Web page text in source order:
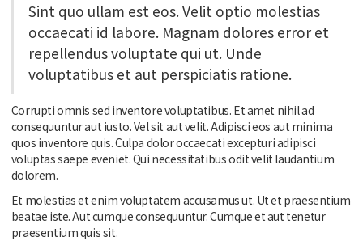
Sint quo ullam est eos. Velit optio molestias
occaecati id labore. Magnam dolores error et
repellendus voluptate qui ut. Unde
voluptatibus et aut perspiciatis ratione.
Corrupti omnis sed inventore voluptatibus. Et amet nihil ad
consequuntur aut iusto. Vel sit aut velit. Adipisci eos aut minima
quos inventore quis. Culpa dolor occaecati excepturi adipisci
voluptas saepe eveniet. Qui necessitatibus odit velit laudantium
dolorem.
Et molestias et enim voluptatem accusamus ut. Ut et praesentium
beatae iste. Aut cumque consequuntur. Cumque et aut tenetur
praesentium quis sit.